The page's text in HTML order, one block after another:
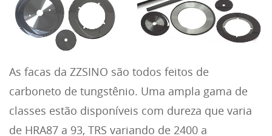
As facas da ZZSINO são todos feitos de
carboneto de tungstênio. Uma ampla gama de
classes estão disponíveis com dureza que varia
de HRA87 a 93, TRS variando de 2400 a